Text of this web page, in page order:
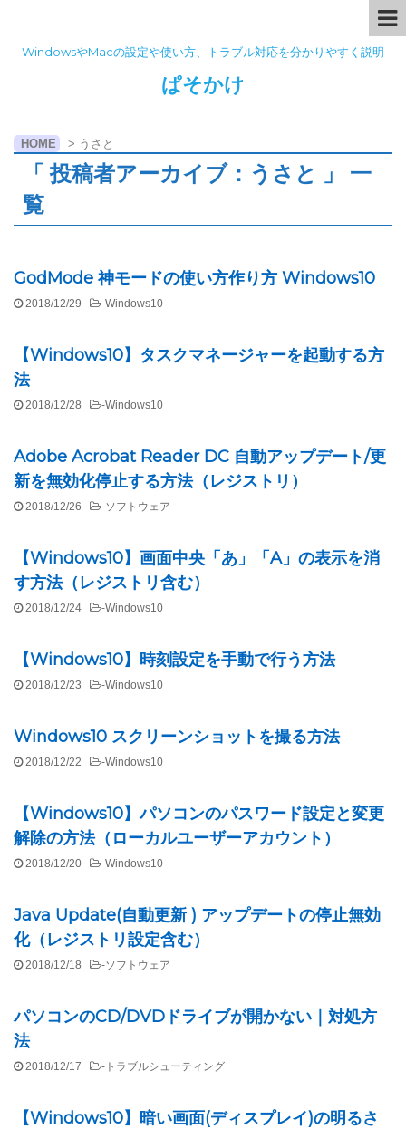
WindowsやMacの設定や使い方、トラブル対応を分かりやすく説明
ぱそかけ
HOME > うさと
「 投稿者アーカイブ：うさと 」 一
覧
GodMode 神モードの使い方作り方 Windows10
2018/12/29 -Windows10
【Windows10】タスクマネージャーを起動する方
法
2018/12/28 -Windows10
Adobe Acrobat Reader DC 自動アップデート/更
新を無効化停止する方法（レジストリ）
2018/12/26 -ソフトウェア
【Windows10】画面中央「あ」「A」の表示を消
す方法（レジストリ含む）
2018/12/24 -Windows10
【Windows10】時刻設定を手動で行う方法
2018/12/23 -Windows10
Windows10 スクリーンショットを撮る方法
2018/12/22 -Windows10
【Windows10】パソコンのパスワード設定と変更
解除の方法（ローカルユーザーアカウント）
2018/12/20 -Windows10
Java Update(自動更新 ) アップデートの停止無効
化（レジストリ設定含む）
2018/12/18 -ソフトウェア
パソコンのCD/DVDドライブが開かない｜対処方
法
2018/12/17 - トラブルシューティング
【Windows10】暗い画面(ディスプレイ)の明るさ